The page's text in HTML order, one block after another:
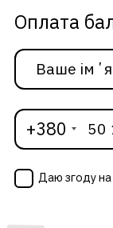
Оплата
+380
Даю згоду